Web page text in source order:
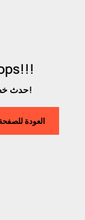
حدث خطأ ما!
العودة